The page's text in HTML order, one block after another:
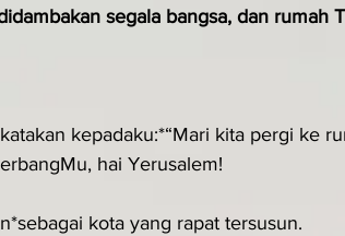
segala bangsa, dan rumah
kepadaku:*“Mari kita pergi ke
hai Yerusalem!
kota yang rapat tersusun.